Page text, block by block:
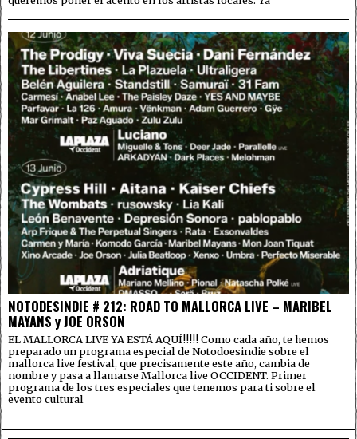
NOTODESINDIE # 212: ROAD TO MALLORCA LIVE – MARIBEL
MAYANS y JOE ORSON
EL MALLORCA LIVE YA ESTÁ AQUÍ!!!!! Como cada año, te hemos
preparado un programa especial de Notodoesindie sobre el
mallorca live festival, que precisamente este año, cambia de
nombre y pasa a llamarse Mallorca live OCCIDENT. Primer
programa de los tres especiales que tenemos para ti sobre el
evento cultural